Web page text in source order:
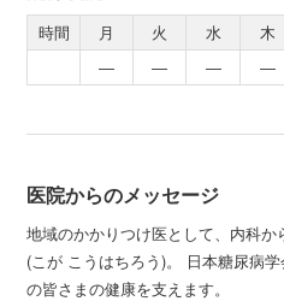
時間 月 火 水 木
―
― ― ―
医院からのメッセージ
地域のかかりつけ医として、内科
(こが こうはちろう)。 日本糖尿病
の皆さまの健康を支えます。